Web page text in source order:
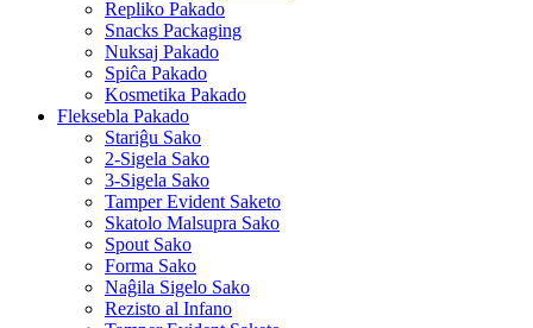
Repliko Pakado
Snacks Packaging
Nuksaj Pakado
Spiĉa Pakado
Kosmetika Pakado
Fleksebla Pakado
Stariĝu Sako
2-Sigela Sako
3-Sigela Sako
Tamper Evident Saketo
Skatolo Malsupra Sako
Spout Sako
Forma Sako
Naĝila Sigelo Sako
Rezisto al Infano